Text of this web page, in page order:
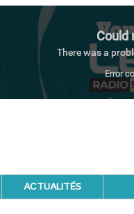
ACTUALITÉS